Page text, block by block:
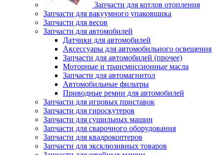
Запчасти для котлов отопления
Запчасти для вакуумного упаковщика
Запчасти для весов
Запчасти для автомобилей
Датчики для автомобилей
Аксессуары для автомобильного освещения
Запчасти для автомобилей (прочее)
Моторные и трансмиссионные масла
Запчасти для автомагнитол
Автомобильные фильтры
Приводные ремни для автомобилей
Запчасти для игровых приставок
Запчасти для гироскутеров
Запчасти для сушильных машин
Запчасти для сварочного оборудования
Запчасти для квадрокоптеров
Запчасти для эксклюзивных товаров